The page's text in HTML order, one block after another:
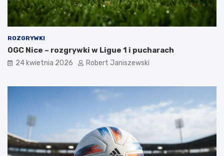
ROZGRYWKI
OGC Nice – rozgrywki w Ligue 1 i pucharach
24 kwietnia 2026 Robert Janiszewski